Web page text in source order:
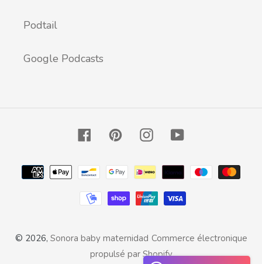
Podtail
Google Podcasts
FacebookPinterestInstagramYouTube
Moyens
de
paiement
© 2026, Sonora baby maternidad Commerce électronique
propulsé par Shopify